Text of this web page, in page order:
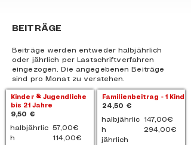
BEITRÄGE
Beiträge werden entweder halbjährlich
oder jährlich per Lastschriftverfahren
eingezogen. Die angegebenen Beiträge
sind pro Monat zu verstehen.
Familienbeitrag - 1 Kind
24,50 €
halbjährlic
h
jährlich
147,00€
294,00€
Kinder & Jugendliche
bis 21 Jahre
9,50 €
halbjährlic
h
57,00€
114,00€